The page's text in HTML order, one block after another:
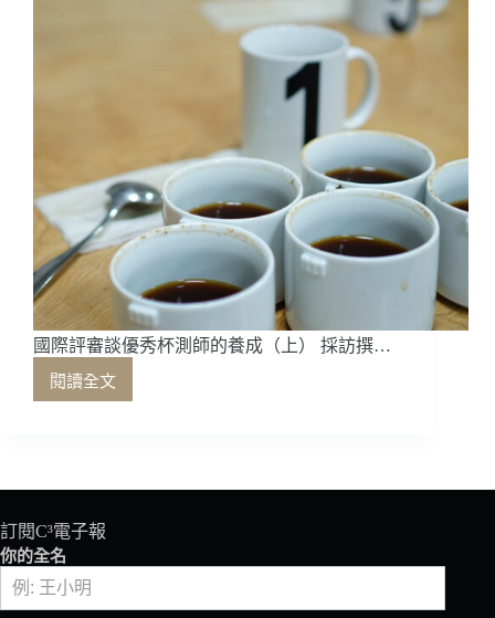
國際評審談優秀杯測師的養成（上） 採訪撰…
閱讀全文
國
秀
測
師
訂閱C³電子報
你的全名